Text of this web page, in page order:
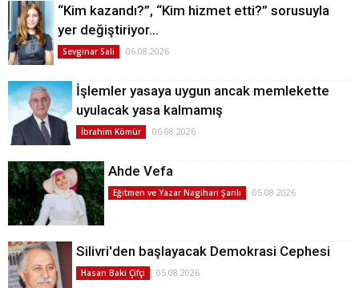
“Kim kazandı?”, “Kim hizmet etti?” sorusuyla
yer değiştiriyor…
Sevginar Sali 06.08.2026
İşlemler yasaya uygun ancak memlekette
uyulacak yasa kalmamış
İbrahim Kömür 06.08.2026
Ahde Vefa
Eğitmen ve Yazar Nagihan Şanlı 05.08.2026
Silivri'den başlayacak Demokrasi Cephesi
Hasan Baki Çifçi 05.08.2026